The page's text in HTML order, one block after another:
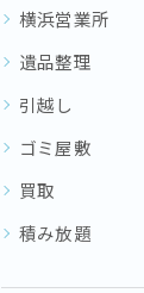
横浜営業所
遺品整理
引越し
ゴミ屋敷
買取
積み放題